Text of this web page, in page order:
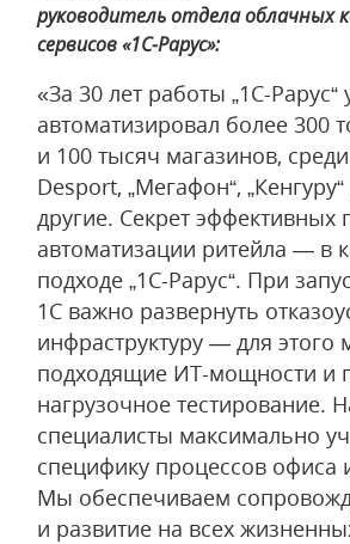
руководитель отдела облачных
сервисов «1С-Рарус»:
«За 30 лет работы „1С-
автоматизировал более 300
и 100 тысяч магазинов,
Desport, „Мегафон“,
другие. Секрет эффективных
автоматизации ритейла — в
подходе „1С-Рарус“. При
1С важно развернуть
инфраструктуру — для
подходящие ИТ-мощности и
нагрузочное тестирование.
специалисты максимально
специфику процессов офиса
Мы обеспечиваем
и развитие на всех